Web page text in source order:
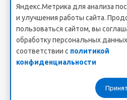
Онлайн заявка: PTK-
Любое использование либо
подборки материалов сайта,
допускается лишь с разрешения
Яндекс.Метрика для анализа
и улучшения работы сайта.
пользоваться сайтом, вы
обработку персональных
соответствии с политикой
конфиденциальности